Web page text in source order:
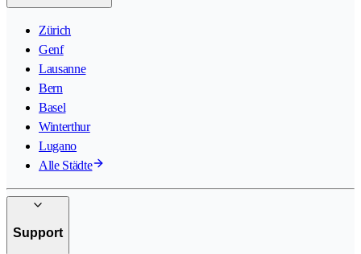
Zürich
Genf
Lausanne
Bern
Basel
Winterthur
Lugano
Alle Städte
Support